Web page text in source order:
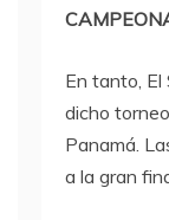
En tanto, El
dicho
Panamá.
a la gran